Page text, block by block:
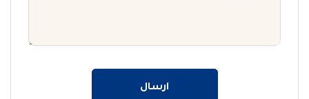
ارسال